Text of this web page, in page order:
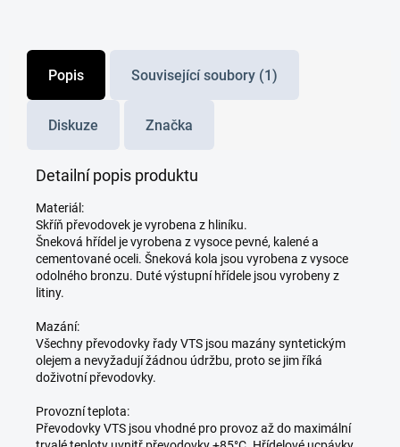
Popis Související soubory (1)
Diskuze Značka
Detailní popis produktu
Materiál:
Skříň převodovek je vyrobena z hliníku.
Šneková hřídel je vyrobena z vysoce pevné, kalené a
cementované oceli. Šneková kola jsou vyrobena z vysoce
odolného bronzu. Duté výstupní hřídele jsou vyrobeny z
litiny.
Mazání:
Všechny převodovky řady VTS jsou mazány syntetickým
olejem a nevyžadují žádnou údržbu, proto se jim říká
doživotní převodovky.
Provozní teplota:
Převodovky VTS jsou vhodné pro provoz až do maximální